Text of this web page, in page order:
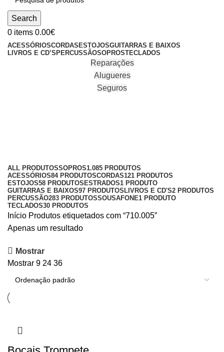
Search
0 items 0.00€
ACESSÓRIOSCORDAS ESTOJOSGUITARRAS E BAIXOS
LIVROS E CD’S PERCUSSÃOSOPROSTECLADOS
Reparações
Alugueres
Seguros
ALL PRODUTOSSOPROS1.085 PRODUTOS
ACESSÓRIOS84 PRODUTOSCORDAS121 PRODUTOS
ESTOJOS58 PRODUTOS ESTRADOS1 PRODUTO
GUITARRAS E BAIXOS97 PRODUTOS LIVROS E CD'S2 PRODUTOS
PERCUSSÃO283 PRODUTOSSOUSAFONE1 PRODUTO
TECLADOS30 PRODUTOS
Início Produtos etiquetados com “710.005”
Apenas um resultado
Mostrar
Mostrar 9 24 36